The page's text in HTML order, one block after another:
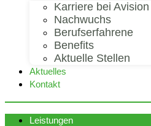
Karriere bei Avision
Nachwuchs
Berufserfahrene
Benefits
Aktuelle Stellen
Aktuelles
Kontakt
Leistungen